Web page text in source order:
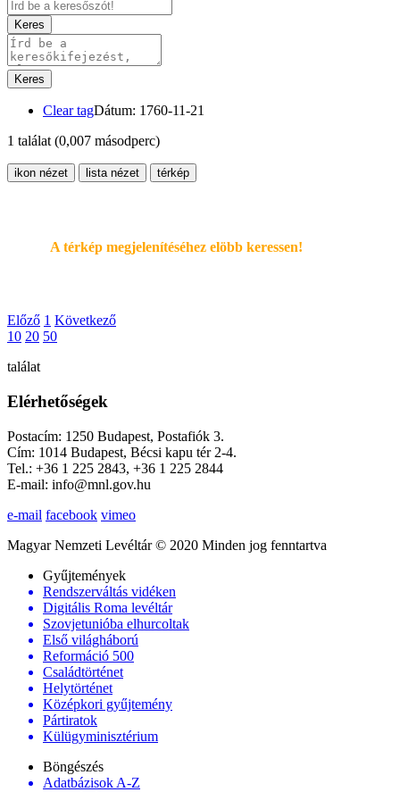
Keres
Keres
Clear tagDátum: 1760-11-21
1 találat (0,007 másodperc)
ikon nézet lista nézet térkép
A térkép megjelenítéséhez elöbb keressen!
Előző 1 Következő
10 20 50
találat
Elérhetőségek
Postacím: 1250 Budapest, Postafiók 3.
Cím: 1014 Budapest, Bécsi kapu tér 2-4.
Tel.: +36 1 225 2843, +36 1 225 2844
E-mail: info@mnl.gov.hu
e-mail facebook vimeo
Magyar Nemzeti Levéltár © 2020 Minden jog fenntartva
Gyűjtemények
Rendszerváltás vidéken
Digitális Roma levéltár
Szovjetunióba elhurcoltak
Első világháború
Reformáció 500
Családtörténet
Helytörténet
Középkori gyűjtemény
Pártiratok
Külügyminisztérium
Böngészés
Adatbázisok A-Z